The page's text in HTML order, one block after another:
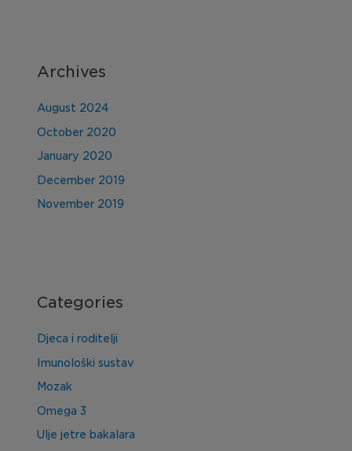
Archives
August 2024
October 2020
January 2020
December 2019
November 2019
Categories
Djeca i roditelji
Imunološki sustav
Mozak
Omega 3
Ulje jetre bakalara